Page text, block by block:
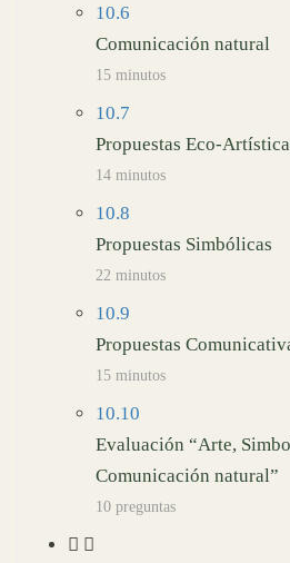
10.6
Comunicación natural
15 minutos
10.7
Propuestas Eco-
14 minutos
10.8
Propuestas Simbólicas
22 minutos
10.9
Propuestas
15 minutos
10.10
Evaluación “Arte,
Comunicación natural”
10 preguntas